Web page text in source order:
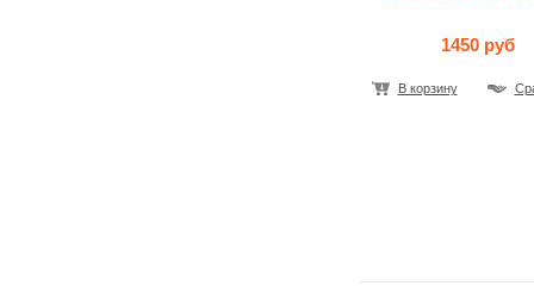
1450 руб
В корзину